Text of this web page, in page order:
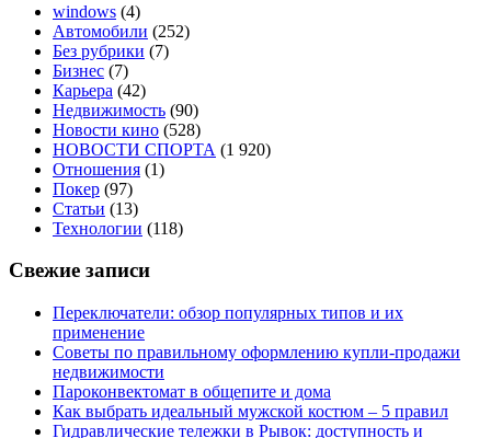
windows (4)
Автомобили (252)
Без рубрики (7)
Бизнес (7)
Карьера (42)
Недвижимость (90)
Новости кино (528)
НОВОСТИ СПОРТА (1 920)
Отношения (1)
Покер (97)
Статьи (13)
Технологии (118)
Свежие записи
Переключатели: обзор популярных типов и их
применение
Советы по правильному оформлению купли-продажи
недвижимости
Пароконвектомат в общепите и дома
Как выбрать идеальный мужской костюм – 5 правил
Гидравлические тележки в Рывок: доступность и